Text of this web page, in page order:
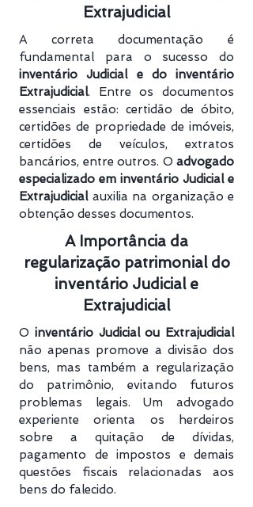
Extrajudicial
A correta documentação é
fundamental para o sucesso do
inventário Judicial e do inventário
Extrajudicial. Entre os documentos
essenciais estão: certidão de óbito,
certidões de propriedade de imóveis,
certidões de veículos, extratos
bancários, entre outros. O advogado
especializado em inventário Judicial e
Extrajudicial auxilia na organização e
obtenção desses documentos.
A Importância da
regularização patrimonial do
inventário Judicial e
Extrajudicial
O inventário Judicial ou Extrajudicial
não apenas promove a divisão dos
bens, mas também a regularização
do patrimônio, evitando futuros
problemas legais. Um advogado
experiente orienta os herdeiros
sobre a quitação de dívidas,
pagamento de impostos e demais
questões fiscais relacionadas aos
bens do falecido.